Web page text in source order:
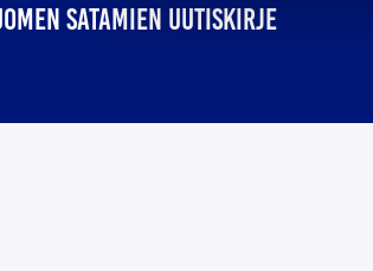
SATAMIEN UUTISKIRJE